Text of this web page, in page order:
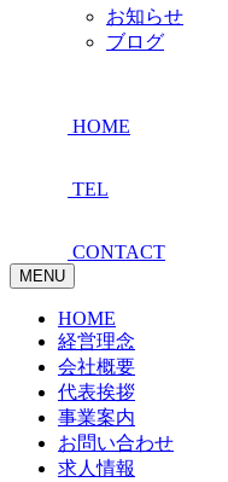
お知らせ
ブログ
HOME
TEL
CONTACT
MENU
HOME
経営理念
会社概要
代表挨拶
事業案内
お問い合わせ
求人情報